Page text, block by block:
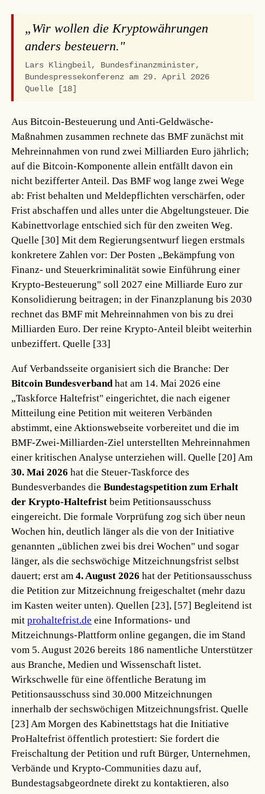
„Wir wollen die Kryptowährungen
anders besteuern."
Lars Klingbeil, Bundesfinanzminister,
Bundespressekonferenz am 29. April 2026
Quelle [18]
Aus Bitcoin-Besteuerung und Anti-Geldwäsche-
Maßnahmen zusammen rechnete das BMF zunächst mit
Mehreinnahmen von rund zwei Milliarden Euro jährlich;
auf die Bitcoin-Komponente allein entfällt davon ein
nicht bezifferter Anteil. Das BMF wog lange zwei Wege
ab: Frist behalten und Meldepflichten verschärfen, oder
Frist abschaffen und alles unter die Abgeltungsteuer. Die
Kabinettvorlage entschied sich für den zweiten Weg.
Quelle [30] Mit dem Regierungsentwurf liegen erstmals
konkretere Zahlen vor: Der Posten „Bekämpfung von
Finanz- und Steuerkriminalität sowie Einführung einer
Krypto-Besteuerung" soll 2027 eine Milliarde Euro zur
Konsolidierung beitragen; in der Finanzplanung bis 2030
rechnet das BMF mit Mehreinnahmen von bis zu drei
Milliarden Euro. Der reine Krypto-Anteil bleibt weiterhin
unbeziffert.Quelle [33]
Auf Verbandsseite organisiert sich die Branche: Der
Bitcoin Bundesverbandhat am 14. Mai 2026 eine
„Taskforce Haltefrist" eingerichtet, die nach eigener
Mitteilung eine Petition mit weiteren Verbänden
abstimmt, eine Aktionswebseite vorbereitet und die im
BMF-Zwei-Milliarden-Ziel unterstellten Mehreinnahmen
einer kritischen Analyse unterziehen will.Quelle [20] Am
30. Mai 2026 hat die Steuer-Taskforce des
Bundesverbandes dieBundestagspetition zum Erhalt
der Krypto-Haltefrist beim Petitionsausschuss
eingereicht. Die formale Vorprüfung zog sich über neun
Wochen hin, deutlich länger als die von der Initiative
genannten „üblichen zwei bis drei Wochen" und sogar
länger, als die sechswöchige Mitzeichnungsfrist selbst
dauert; erst am4. August 2026 hat der Petitionsausschuss
die Petition zur Mitzeichnung freigeschaltet (mehr dazu
im Kasten weiter unten).Quellen [23], [57] Begleitend ist
mitprohaltefrist.de eine Informations- und
Mitzeichnungs-Plattform online gegangen, die im Stand
vom 5. August 2026 bereits 186 namentliche Unterstützer
aus Branche, Medien und Wissenschaft listet.
Wirkschwelle für eine öffentliche Beratung im
Petitionsausschuss sind 30.000 Mitzeichnungen
innerhalb der sechswöchigen Mitzeichnungsfrist.Quelle
[23] Am Morgen des Kabinettstags hat die Initiative
ProHaltefrist öffentlich protestiert: Sie fordert die
Freischaltung der Petition und ruft Bürger, Unternehmen,
Verbände und Krypto-Communities dazu auf,
Bundestagsabgeordnete direkt zu kontaktieren, also